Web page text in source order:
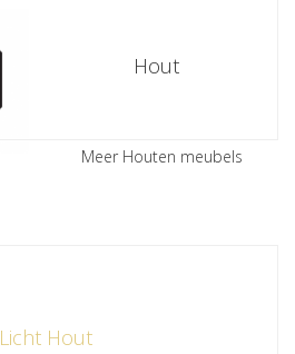
Hout
Meer Houten meubels
Licht Hout